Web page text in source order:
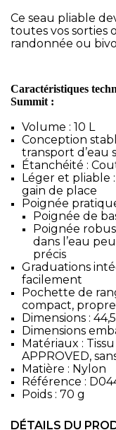
Ce seau pliable
toutes vos sorties
randonnée ou
Caractéristiques
Summit :
Volume : 10 L
Conception
transport d’eau
Étanchéité :
Léger et pliable
gain de place
Poignée
Poignée de
Poignée
dans l’eau
précis
Graduations
facilement
Pochette de
compact,
Dimensions :
Dimensions
Matériaux :
APPROVED,
Matière : Nylon
Référence :
Poids : 70 g
DÉTAILS DU